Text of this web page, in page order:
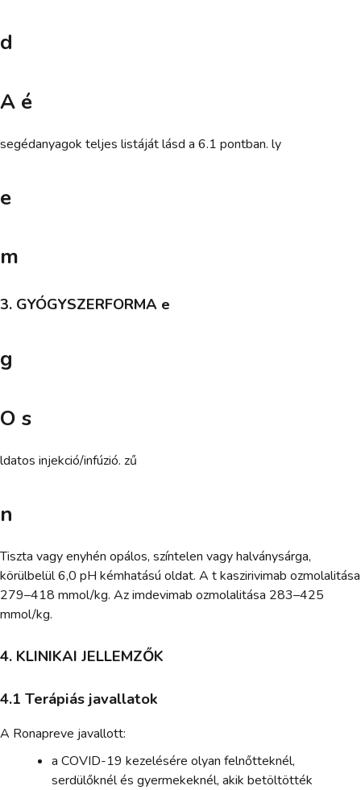
d
A é
segédanyagok teljes listáját lásd a 6.1 pontban. ly
e
m
3. GYÓGYSZERFORMA e
g
O s
ldatos injekció/infúzió. zű
n
Tiszta vagy enyhén opálos, színtelen vagy halványsárga,
körülbelül 6,0 pH kémhatású oldat. A t kaszirivimab ozmolalitása
279–418 mmol/kg. Az imdevimab ozmolalitása 283–425
mmol/kg.
4. KLINIKAI JELLEMZŐK
4.1 Terápiás javallatok
A Ronapreve javallott:
a COVID-19 kezelésére olyan felnőtteknél,
serdülőknél és gyermekeknél, akik betöltötték